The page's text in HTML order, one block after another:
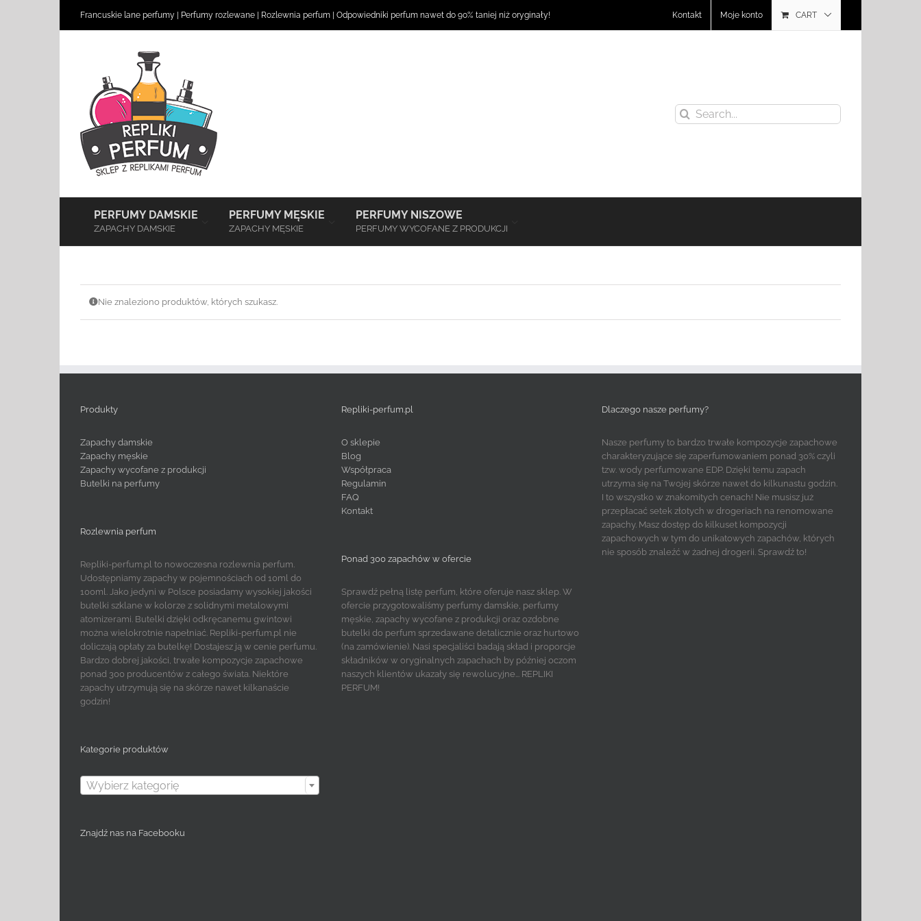
Francuskie lane perfumy Perfumy rozlewane Rozlewnia perfum Odpowiedniki perfum nawet do 90% taniej niż oryginały! Kontakt Moje konto CART
Search
for:
PERFUMY DAMSKIE
ZAPACHY DAMSKIE
PERFUMY MĘSKIE
ZAPACHY MĘSKIE
PERFUMY NISZOWE
PERFUMY WYCOFANE Z PRODUKCJI
Nie znaleziono produktów, których szukasz.
Produkty
Zapachy damskie
Zapachy męskie
Zapachy wycofane z produkcji
Butelki na perfumy
Rozlewnia perfum
Repliki-perfum.pl to nowoczesna rozlewnia perfum.
Udostępniamy zapachy w pojemnościach od 10ml do
100ml. Jako jedyni w Polsce posiadamy wysokiej jakości
butelki szklane w kolorze z solidnymi metalowymi
atomizerami. Butelki dzięki odkręcanemu gwintowi
można wielokrotnie napełniać. Repliki-perfum.pl nie
doliczają opłaty za butelkę! Dostajesz ją w cenie perfumu.
Bardzo dobrej jakości, trwałe kompozycje zapachowe
ponad 300 producentów z całego świata. Niektóre
zapachy utrzymują się na skórze nawet kilkanaście
godzin!
Kategorie produktów

Wybierz kategorię
Znajdź nas na Facebooku
Repliki-perfum.pl
O sklepie
Blog
Współpraca
Regulamin
FAQ
Kontakt
Ponad 300 zapachów w ofercie
Sprawdź pełną listę perfum, które oferuje nasz sklep. W
ofercie przygotowaliśmy perfumy damskie, perfumy
męskie, zapachy wycofane z produkcji oraz ozdobne
butelki do perfum sprzedawane detalicznie oraz hurtowo
(na zamówienie). Nasi specjaliści badają skład i proporcje
składników w oryginalnych zapachach by później oczom
naszych klientów ukazały się rewolucyjne... REPLIKI
PERFUM!
Dlaczego nasze perfumy?
Nasze perfumy to bardzo trwałe kompozycje zapachowe
charakteryzujące się zaperfumowaniem ponad 30% czyli
tzw. wody perfumowane EDP. Dzięki temu zapach
utrzyma się na Twojej skórze nawet do kilkunastu godzin.
I to wszystko w znakomitych cenach! Nie musisz już
przepłacać setek złotych w drogeriach na renomowane
zapachy. Masz dostęp do kilkuset kompozycji
zapachowych w tym do unikatowych zapachów, których
nie sposób znaleźć w żadnej drogerii. Sprawdź to!